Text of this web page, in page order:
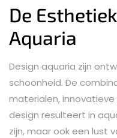
De
Aquaria
Design aquaria zijn
schoonheid. De
materialen,
design resulteert in
zijn, maar ook een lust